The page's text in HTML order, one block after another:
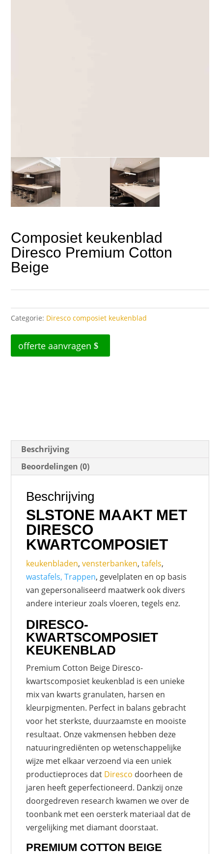
Composiet keukenblad
Diresco Premium Cotton
Beige
Categorie: Diresco composiet keukenblad
offerte aanvragen
Beschrijving
Beoordelingen (0)
Beschrijving
SLSTONE MAAKT MET
DIRESCO
KWARTCOMPOSIET
keukenbladen,vensterbanken,tafels,
wastafels, Trappen, gevelplaten en op basis
van gepersonaliseerd maatwerk ook divers
andere interieur zoals vloeren, tegels enz.
DIRESCO-
KWARTSCOMPOSIET
KEUKENBLAD
Premium Cotton Beige Diresco-
kwartscomposiet keukenblad is een unieke
mix van kwarts granulaten, harsen en
kleurpigmenten. Perfect in balans gebracht
voor het sterkste, duurzaamste en mooiste
resultaat. Onze vakmensen hebben deze
natuuringrediënten op wetenschappelijke
wijze met elkaar verzoend via een uniek
productieproces dat Diresco doorheen de
jaren heeft geperfectioneerd. Dankzij onze
doorgedreven research kwamen we over de
toonbank met een oersterk materiaal dat de
vergelijking met diamant doorstaat.
PREMIUM COTTON BEIGE